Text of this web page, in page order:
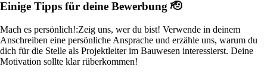
Einige Tipps für deine Bewerbung 🫡
Mach es persönlich!:Zeig uns, wer du bist! Verwende in deinem
Anschreiben eine persönliche Ansprache und erzähle uns, warum du
dich für die Stelle als Projektleiter im Bauwesen interessierst. Deine
Motivation sollte klar rüberkommen!